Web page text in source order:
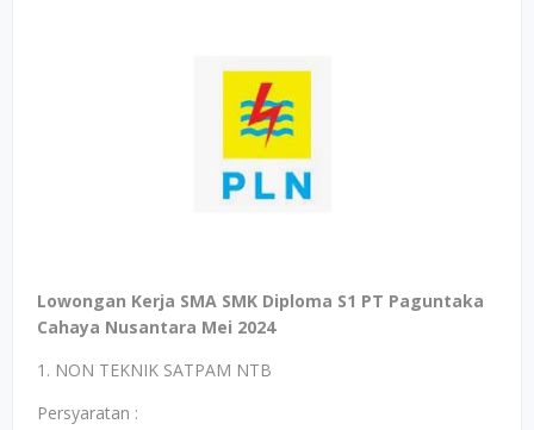
Lowongan Kerja SMA SMK Diploma S1 PT Paguntaka
Cahaya Nusantara Mei 2024
1. NON TEKNIK SATPAM NTB
Persyaratan :